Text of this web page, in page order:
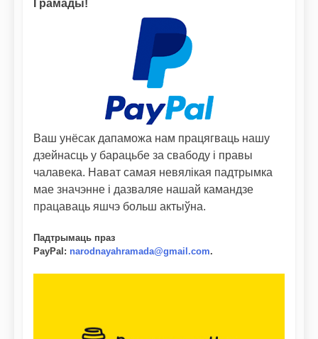
Грамады!
Ваш унёсак дапаможа нам працягваць нашу
дзейнасць у барацьбе за свабоду і правы
чалавека. Нават самая невялікая падтрымка
мае значэнне і дазваляе нашай камандзе
працаваць яшчэ больш актыўна.
Падтрымаць праз
PayPal : narodnayahramada@gmail.com.